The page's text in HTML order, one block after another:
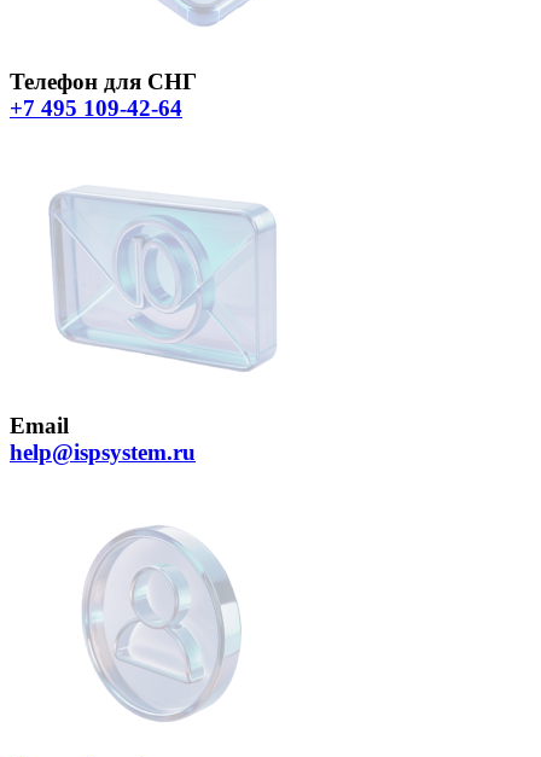
Телефон для СНГ
+7 495 109-42-64
Email
help@ispsystem.ru